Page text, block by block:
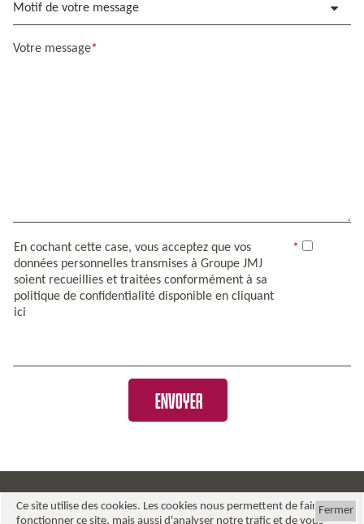
Fermer
Ce site utilise des cookies. Les cookies nous permettent de faire
fonctionner ce site, mais aussi d'analyser notre trafic et de vous
Motif de votre message
Votre message
En cochant cette case, vous acceptez que vos
données personnelles transmises à Groupe JMJ
soient recueillies et traitées conformément à sa
politique de confidentialité disponible en cliquant
ici
ENVOYER
Groupe JMJ